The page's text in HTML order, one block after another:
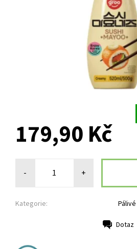
179,90 Kč
- +
Kategorie:
Dotaz